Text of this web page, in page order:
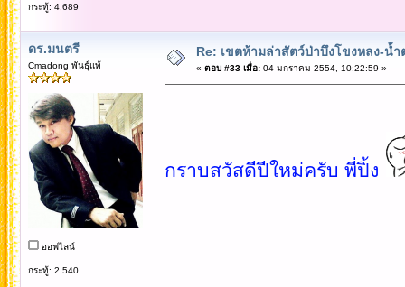
กระทู้: 4,689
ดร.มนตรี
Cmadong พันธุ์แท้
ออฟไลน์
กระทู้: 2,540
Re: เขตห้ามล่าสัตว์ป่าบึงโขงหลง-น้
« ตอบ #33 เมื่อ:04 มกราคม 2554, 10:22:59 »
กราบสวัสดีปีใหม่ครับ พี่ปิ้ง